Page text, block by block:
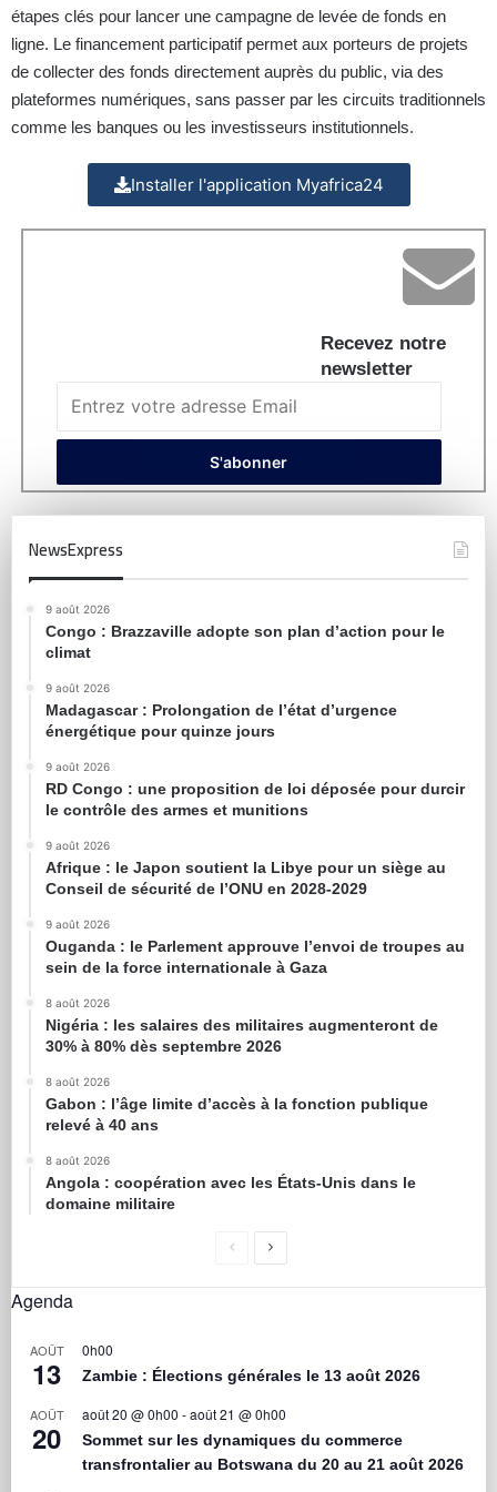
étapes clés pour lancer une campagne de levée de fonds en
ligne. Le financement participatif permet aux porteurs de projets
de collecter des fonds directement auprès du public, via des
plateformes numériques, sans passer par les circuits traditionnels
comme les banques ou les investisseurs institutionnels.
Installer l'application Myafrica24
Recevez notre
newsletter
NewsExpress
9 août 2026
Congo : Brazzaville adopte son plan d’action pour le
climat
9 août 2026
Madagascar : Prolongation de l’état d’urgence
énergétique pour quinze jours
9 août 2026
RD Congo : une proposition de loi déposée pour durcir
le contrôle des armes et munitions
9 août 2026
Afrique : le Japon soutient la Libye pour un siège au
Conseil de sécurité de l’ONU en 2028-2029
9 août 2026
Ouganda : le Parlement approuve l’envoi de troupes au
sein de la force internationale à Gaza
8 août 2026
Nigéria : les salaires des militaires augmenteront de
30% à 80% dès septembre 2026
8 août 2026
Gabon : l’âge limite d’accès à la fonction publique
relevé à 40 ans
8 août 2026
Angola : coopération avec les États-Unis dans le
domaine militaire
Agenda
AOÛT
13
0h00
Zambie : Élections générales le 13 août 2026
AOÛT
20
août 20 @ 0h00 -août 21 @ 0h00
Sommet sur les dynamiques du commerce
transfrontalier au Botswana du 20 au 21 août 2026